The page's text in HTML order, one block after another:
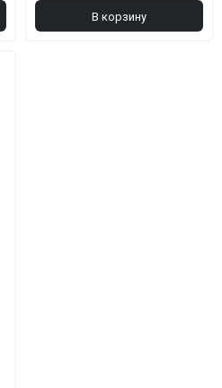
В корзину